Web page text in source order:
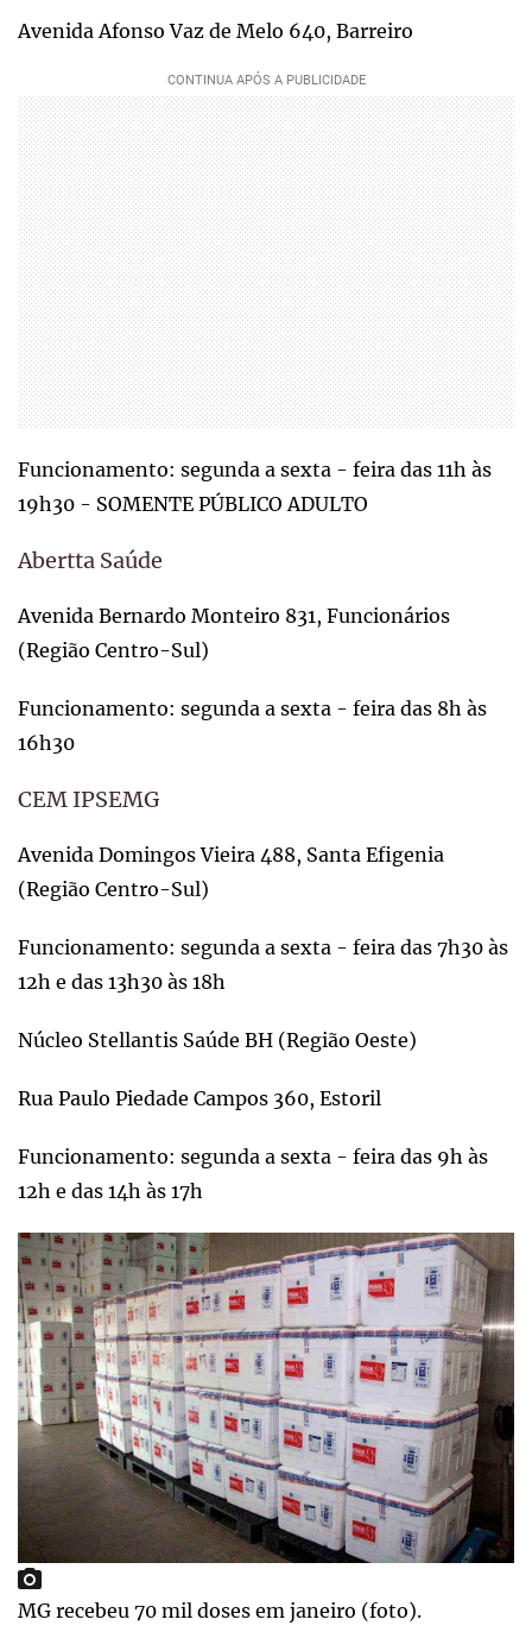
Avenida Afonso Vaz de Melo 640, Barreiro
Funcionamento: segunda a sexta - feira das 11h às
19h30 - SOMENTE PÚBLICO ADULTO
Abertta Saúde
Avenida Bernardo Monteiro 831, Funcionários
(Região Centro-Sul)
Funcionamento: segunda a sexta - feira das 8h às
16h30
CEM IPSEMG
Avenida Domingos Vieira 488, Santa Efigenia
(Região Centro-Sul)
Funcionamento: segunda a sexta - feira das 7h30 às
12h e das 13h30 às 18h
Núcleo Stellantis Saúde BH (Região Oeste)
Rua Paulo Piedade Campos 360, Estoril
Funcionamento: segunda a sexta - feira das 9h às
12h e das 14h às 17h
MG recebeu 70 mil doses em janeiro (foto).